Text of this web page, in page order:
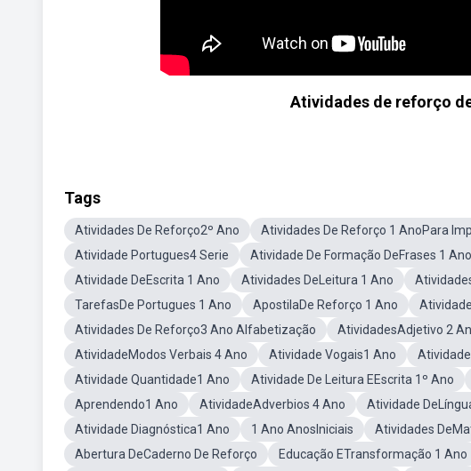
Atividades de reforço
Tags
Atividades De Reforço2º Ano Atividades De Reforço 1 AnoPara
Atividade Portugues4 Serie
Atividade De Formação DeFrases 1 Ano
Atividade DeEscrita 1 Ano
Atividades DeLeitura 1 Ano
TarefasDe Portugues 1 Ano
ApostilaDe Reforço 1 Ano
Atividades De Reforço3 Ano Alfabetização
AtividadesAdjetivo 2
AtividadeModos Verbais 4 Ano
Atividade Vogais1 Ano
Atividade Quantidade1 Ano
Atividade De Leitura EEscrita 1º Ano
Aprendendo1 Ano
AtividadeAdverbios 4 Ano Atividade
Atividade Diagnóstica1 Ano
1 Ano AnosIniciais Atividades
Abertura DeCaderno De Reforço
Educação ETransformação 1 Ano